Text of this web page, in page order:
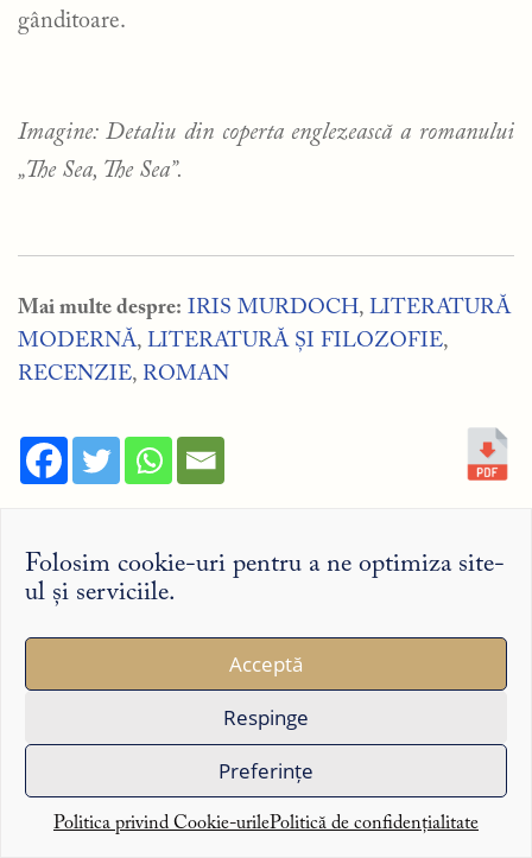
Folosim cookie-uri pentru a ne optimiza site-
ul și serviciile.
Acceptă
Respinge
Preferințe
Politica privind Cookie-urilePolitică de confidențialitate
gânditoare.
Imagine: Detaliu din coperta englezească a romanului
„The Sea, The Sea”.
Mai multe despre: IRIS MURDOCH, LITERATURĂ
MODERNĂ, LITERATURĂ ȘI FILOZOFIE,
RECENZIE, ROMAN
Dacă v-a plăcut articolul pe care tocmai l-ați citit,
pe care le pregătim pentru dumneavoastră,
accesând:
Donație